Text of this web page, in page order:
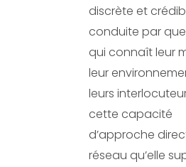
discrète et
conduite par
qui connaît leur
leur
leurs
cette capacité
d’approche
réseau qu’elle